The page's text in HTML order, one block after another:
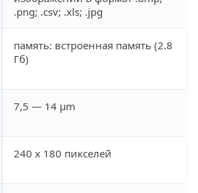
.png; .csv; .xls; .jpg
память: встроенная память (2.8
Гб)
7,5 — 14 µm
240 x 180 пикселей